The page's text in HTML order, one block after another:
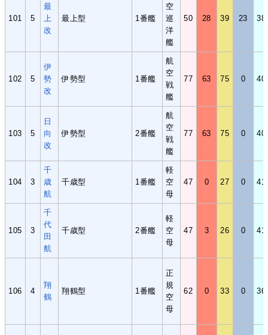
101 5
最
上
改
最上型 1番艦
空
巡
洋
艦
50 28 39 23 38
102 5
伊
勢
改
伊勢型 1番艦
航
空
戦
艦
77 63 75 0 40
103 5
日
向
改
伊勢型 2番艦
航
空
戦
艦
77 63 75 0 40
104 3
千
歳
航
千歳型 1番艦
軽
空
母
47 0 27 0 41
105 3
千
代
田
航
千歳型 2番艦
軽
空
母
47 3 26 0 41
106 4
翔
鶴
翔鶴型 1番艦
正
規
空
母
62 0 33 0 36